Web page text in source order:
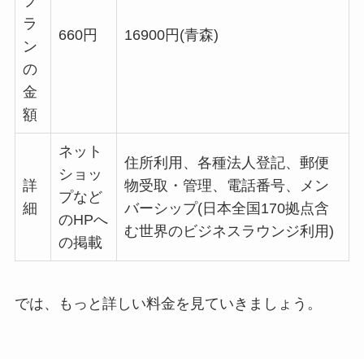
ラ
ン
の
金
額
660円 16900円(青森)
詳
細
ネット
ショッ
プなど
のHPへ
の掲載
住所利用、各種法人登記、郵便
物受取・管理、電話番号、メン
バーシップ(日本全国170拠点含
む世界のビジネスラウンジ利用)
では、もっと詳しい料金を見ていきましょう。